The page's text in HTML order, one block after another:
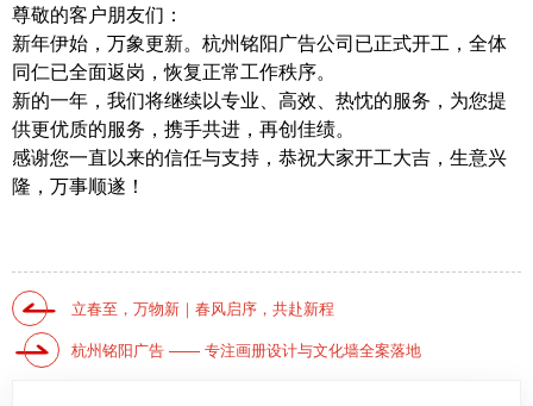
尊敬的客户朋友们：
新年伊始，万象更新。杭州铭阳广告公司已正式开工，全体
同仁已全面返岗，恢复正常工作秩序。
新的一年，我们将继续以专业、高效、热忱的服务，为您提
供更优质的服务，携手共进，再创佳绩。
感谢您一直以来的信任与支持，恭祝大家开工大吉，生意兴
隆，万事顺遂！
立春至，万物新｜春风启序，共赴新程
杭州铭阳广告 —— 专注画册设计与文化墙全案落地